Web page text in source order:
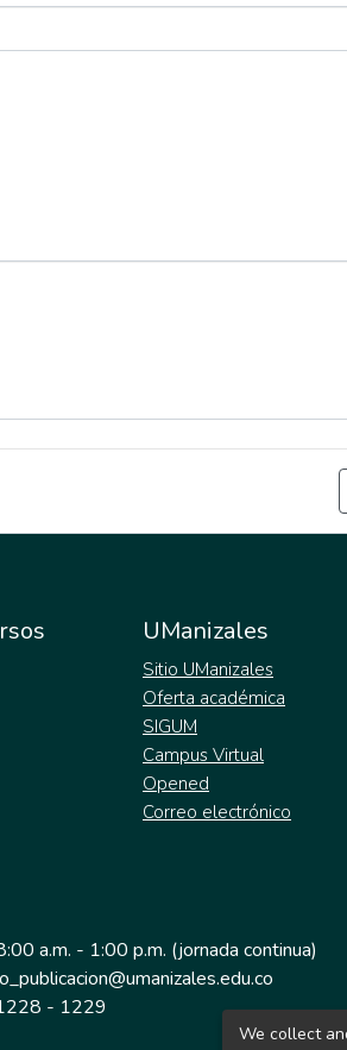
UManizales
Sitio UManizales
Oferta académica
SIGUM
Campus Virtual
Opened
Correo electrónico
a.m. - 1:00 p.m. (jornada continua)
- 1229
We collect